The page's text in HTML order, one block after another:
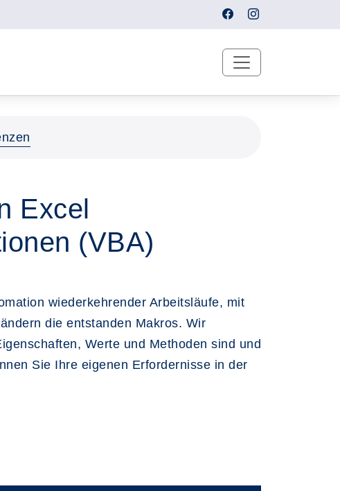
Excel
(VBA)
wiederkehrender Arbeitsläufe, mit
die entstanden Makros. Wir
Werte und Methoden sind und
Sie Ihre eigenen Erfordernisse in der